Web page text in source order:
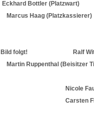
Eckhard Bottler (Platzwart)
Marcus Haag (Platzkassierer)
Bild folgt! Ralf Wittler
Martin Ruppenthal (Beisitzer
Nicole Faust
Carsten Fleury